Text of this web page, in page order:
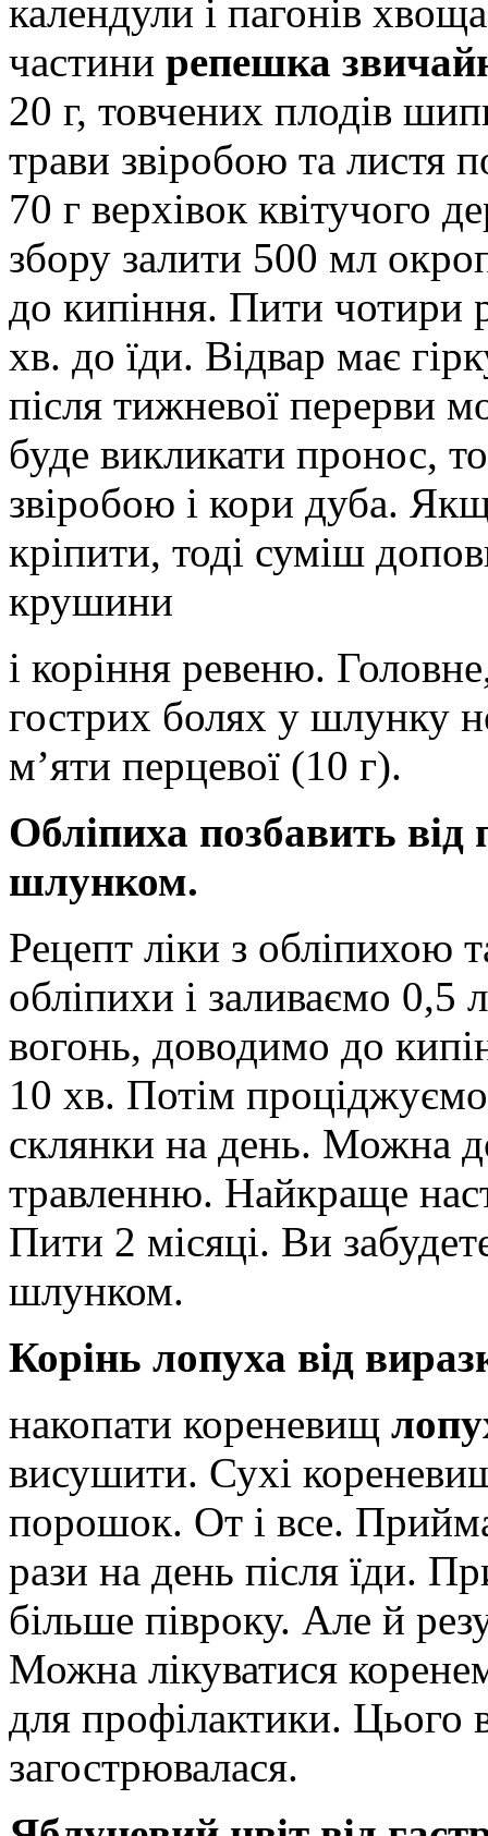
календули і пагонів
частини репешка
20 г, товчених плодів
трави звіробою та листя
70 г верхівок квітучого
збору залити 500 мл
до кипіння. Пити чотири
хв. до їди. Відвар має
після тижневої перерви
буде викликати пронос,
звіробою і кори дуба.
кріпити, тоді суміш
крушини
і коріння ревеню.
гострих болях у шлунку
м’яти перцевої (10 г).
Обліпиха позбавить від
шлунком.
Рецепт ліки з обліпихою
обліпихи і заливаємо 0,5
вогонь, доводимо до
10 хв. Потім
склянки на день. Можна
травленню. Найкраще
Пити 2 місяці. Ви
шлунком.
Корінь лопуха від
накопати кореневищ
висушити. Сухі
порошок. От і все.
рази на день після їди.
більше півроку. Але й
Можна лікуватися
для профілактики. Цього
загострювалася.